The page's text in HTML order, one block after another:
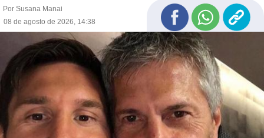
Por Susana Manai
08 de agosto de 2026, 14:38